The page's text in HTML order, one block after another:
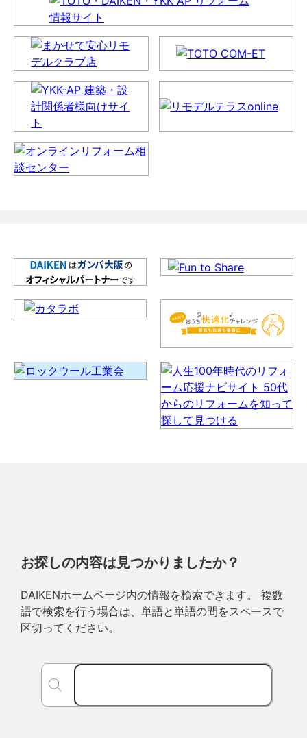
お探しの内容は見つかりましたか？
DAIKENホームページ内の情報を検索できます。 複数
語で検索を行う場合は、単語と単語の間をスペースで
区切ってください。